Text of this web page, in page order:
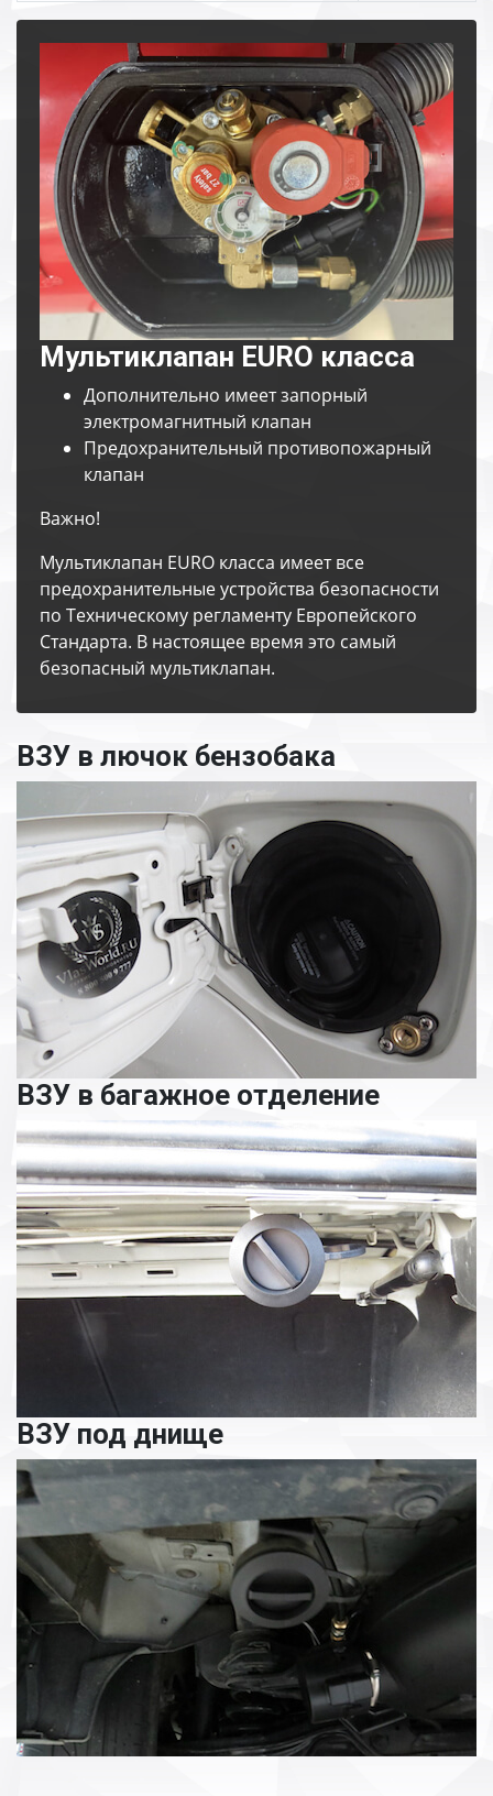
Мультиклапан EURO класса
Дополнительно имеет запорный
электромагнитный клапан
Предохранительный противопожарный
клапан
Важно!
Мультиклапан EURO класса имеет все
предохранительные устройства безопасности
по Техническому регламенту Европейского
Стандарта. В настоящее время это самый
безопасный мультиклапан.
ВЗУ в лючок бензобака
ВЗУ в багажное отделение
ВЗУ под днище